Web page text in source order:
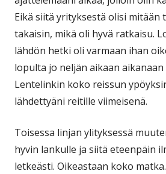
Eikä siitä yrityksestä olisi mitään
takaisin, mikä oli hyvä ratkaisu.
lähdön hetki oli varmaan ihan
lopulta jo neljän aikaan aikanaan
Lentelinkin koko reissun
lähdettyäni reitille viimeisenä.
Toisessa linjan ylityksessä
hyvin lankulle ja siitä eteenpäin
letkeästi. Oikeastaan koko matka.